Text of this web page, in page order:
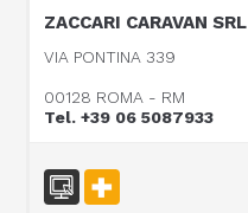
ZACCARI CARAVAN SRL
VIA PONTINA 339
00128 ROMA - RM
Tel. +39 06 5087933